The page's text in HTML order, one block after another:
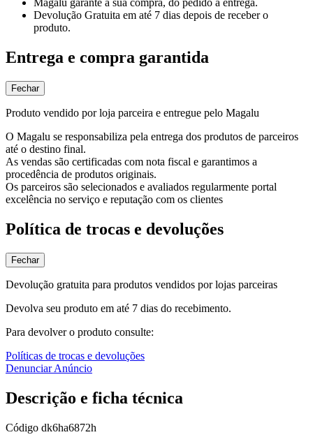
Magalu garante a sua compra, do pedido à entrega.
Devolução Gratuita em até 7 dias depois de receber o
produto.
Entrega e compra garantida
Fechar
Produto vendido por loja parceira e entregue pelo Magalu
O Magalu se responsabiliza pela entrega dos produtos de parceiros
até o destino final.
As vendas são certificadas com nota fiscal e garantimos a
procedência de produtos originais.
Os parceiros são selecionados e avaliados regularmente portal
excelência no serviço e reputação com os clientes
Política de trocas e devoluções
Fechar
Devolução gratuita para produtos vendidos por lojas parceiras
Devolva seu produto em até 7 dias do recebimento.
Para devolver o produto consulte:
Políticas de trocas e devoluções
Denunciar Anúncio
Descrição e ficha técnica
Código dk6ha6872h